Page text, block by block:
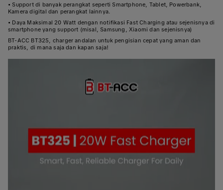
• Support di banyak perangkat seperti Smartphone, Tablet, Powerbank,
Kamera digital dan perangkat lainnya.
• Daya Maksimal 20 Watt dengan notifikasi Fast Charging atau sejenisnya di
smartphone yang support (misal, Samsung, Xiaomi dan sejenisnya)
BT-ACC BT325, charger andalan untuk pengisian cepat yang aman dan
praktis, di mana saja dan kapan saja!